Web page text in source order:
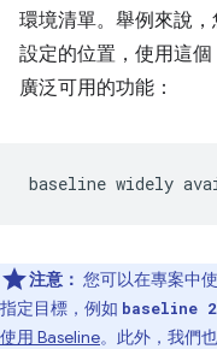
環境清單。舉例來說
設定的位置，使用這
廣泛可用的功能：
注意： 您可以在專案中
指定目標，例如 baseline
使用 Baseline。此外，我們